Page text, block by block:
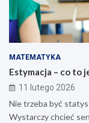
MATEMATYKA
Estymacja – co to
11 lutego 2026
Nie trzeba być
Wystarczy chcieć